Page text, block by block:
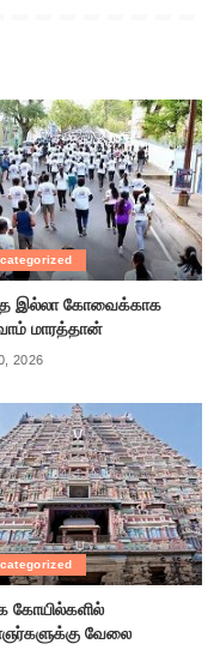
இல்லா கோவைக்காக
மாரத்தான்
2026
கோயில்களில்
வேலை